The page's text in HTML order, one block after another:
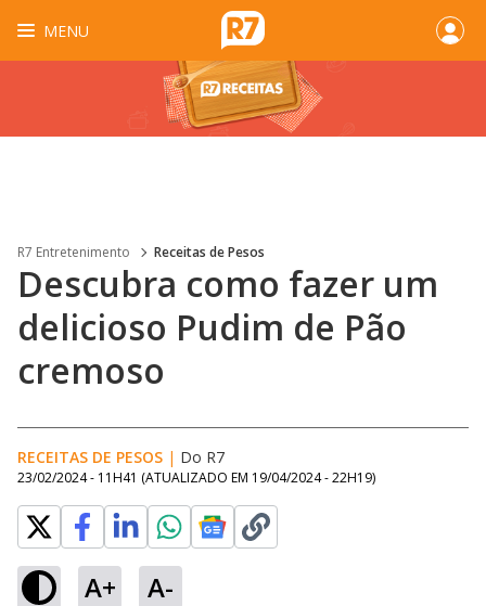
MENU
R7 Entretenimento Receitas de Pesos
Descubra como fazer um
delicioso Pudim de Pão
cremoso
RECEITAS DE PESOS | Do R7
23/02/2024 - 11H41 (ATUALIZADO EM 19/04/2024 - 22H19)
A+ A-